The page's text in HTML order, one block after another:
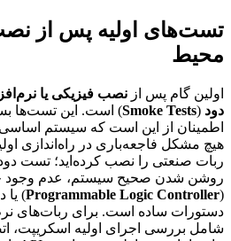
تست‌های اولیه پس از
محیط
اولین گام پس از نصب فیزیکی یا
دود (
Smoke Tests) است. این تست‌ها
اطمینان از این است که سیستم
هیچ مشکل فاجعه‌باری در راه‌اندازی
ربات صنعتی را نصب کرده‌اید؛ تست
روشن شدن صحیح سیستم، عدم وجود
(Programmable Logic Controller
)
دستورات ساده است. برای ربات‌های
شامل بررسی اجرای اولیه اسکریپت،